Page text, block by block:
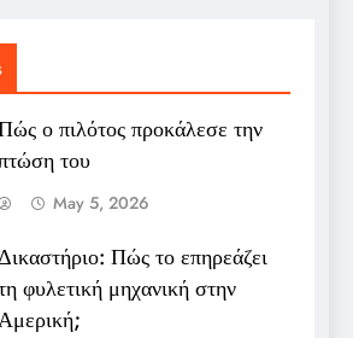
ο πιλότος προκάλεσε την
του
May 5, 2026
Πώς το επηρεάζει
φυλετική μηχανική στην